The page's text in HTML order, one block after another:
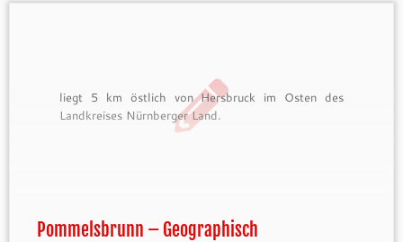
liegt 5 km östlich von Hersbruck im Osten des
Landkreises Nürnberger Land.
Pommelsbrunn – Geographisch